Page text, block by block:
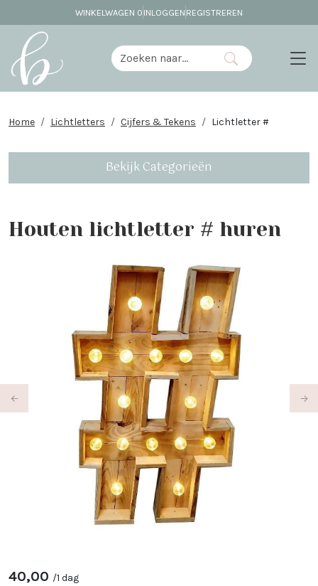
WINKELWAGEN 0 INLOGGEN REGISTREREN
Home Lichtletters Cijfers & Tekens Lichtletter #
Bekijk Categorieën
Houten lichtletter # huren
40,00 /1 dag
Previous